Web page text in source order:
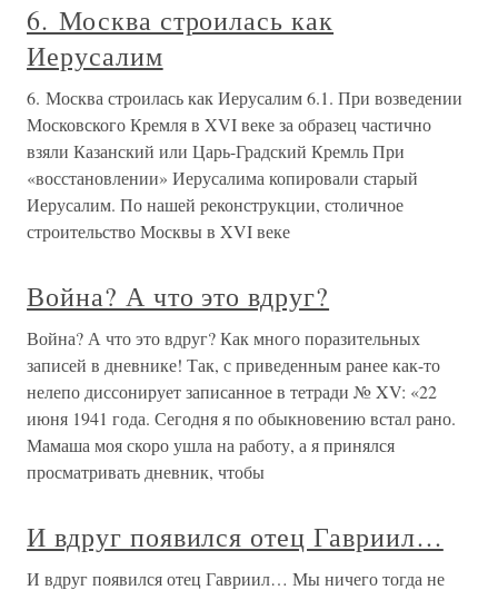
6. Москва строилась как
Иерусалим
6. Москва строилась как Иерусалим 6.1. При возведении
Московского Кремля в XVI веке за образец частично
взяли Казанский или Царь-Градский Кремль При
«восстановлении» Иерусалима копировали старый
Иерусалим. По нашей реконструкции, столичное
строительство Москвы в XVI веке
Война? А что это вдруг?
Война? А что это вдруг? Как много поразительных
записей в дневнике! Так, с приведенным ранее как-то
нелепо диссонирует записанное в тетради № XV: «22
июня 1941 года. Сегодня я по обыкновению встал рано.
Мамаша моя скоро ушла на работу, а я принялся
просматривать дневник, чтобы
И вдруг появился отец Гавриил…
И вдруг появился отец Гавриил… Мы ничего тогда не